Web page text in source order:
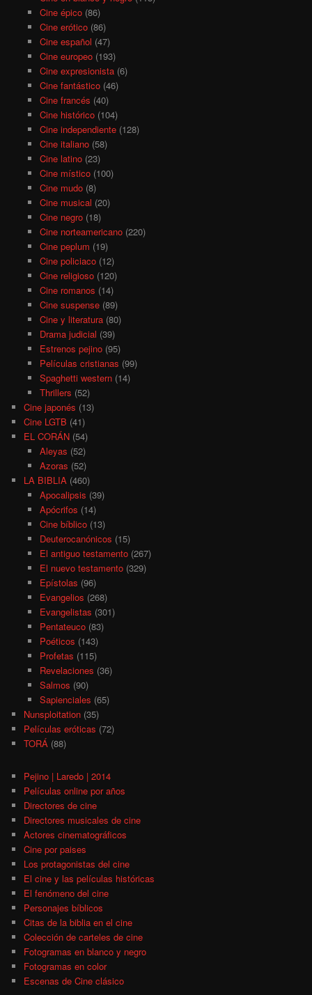
Cine épico(86)
Cine erótico(86)
Cine español (47)
Cine europeo(193)
Cine expresionista(6)
Cine fantástico(46)
Cine francés (40)
Cine histórico(104)
Cine independiente(128)
Cine italiano(58)
Cine latino(23)
Cine místico(100)
Cine mudo(8)
Cine musical (20)
Cine negro(18)
Cine norteamericano(220)
Cine peplum (19)
Cine policiaco(12)
Cine religioso(120)
Cine romanos (14)
Cine suspense(89)
Cine y literatura(80)
Drama judicial (39)
Estrenos pejino(95)
Películas cristianas (99)
Spaghetti western(14)
Thrillers (52)
Cine japonés (13)
Cine LGTB (41)
EL CORÁN (54)
Aleyas (52)
Azoras (52)
LA BIBLIA (460)
Apocalipsis (39)
Apócrifos (14)
Cine bíblico(13)
Deuterocanónicos (15)
El antiguo testamento(267)
El nuevo testamento(329)
Epístolas (96)
Evangelios (268)
Evangelistas (301)
Pentateuco(83)
Poéticos (143)
Profetas (115)
Revelaciones (36)
Salmos (90)
Sapienciales (65)
Nunsploitation (35)
Películas eróticas (72)
TORÁ (88)
Pejino | Laredo | 2014
Películas online por años
Directores de cine
Directores musicales de cine
Actores cinematográficos
Cine por paises
Los protagonistas del cine
El cine y las películas históricas
El fenómeno del cine
Personajes bíblicos
Citas de la biblia en el cine
Colección de carteles de cine
Fotogramas en blanco y negro
Fotogramas en color
Escenas de Cine clásico